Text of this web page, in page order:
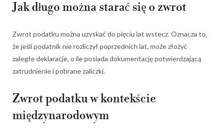
Jak długo można starać się o zwrot
Zwrot podatku można uzyskać do pięciu lat wstecz. Oznacza to,
że jeśli podatnik nie rozliczył poprzednich lat, może złożyć
zaległe deklaracje, o ile posiada dokumentację potwierdzającą
zatrudnienie i pobrane zaliczki.
Zwrot podatku w kontekście
międzynarodowym